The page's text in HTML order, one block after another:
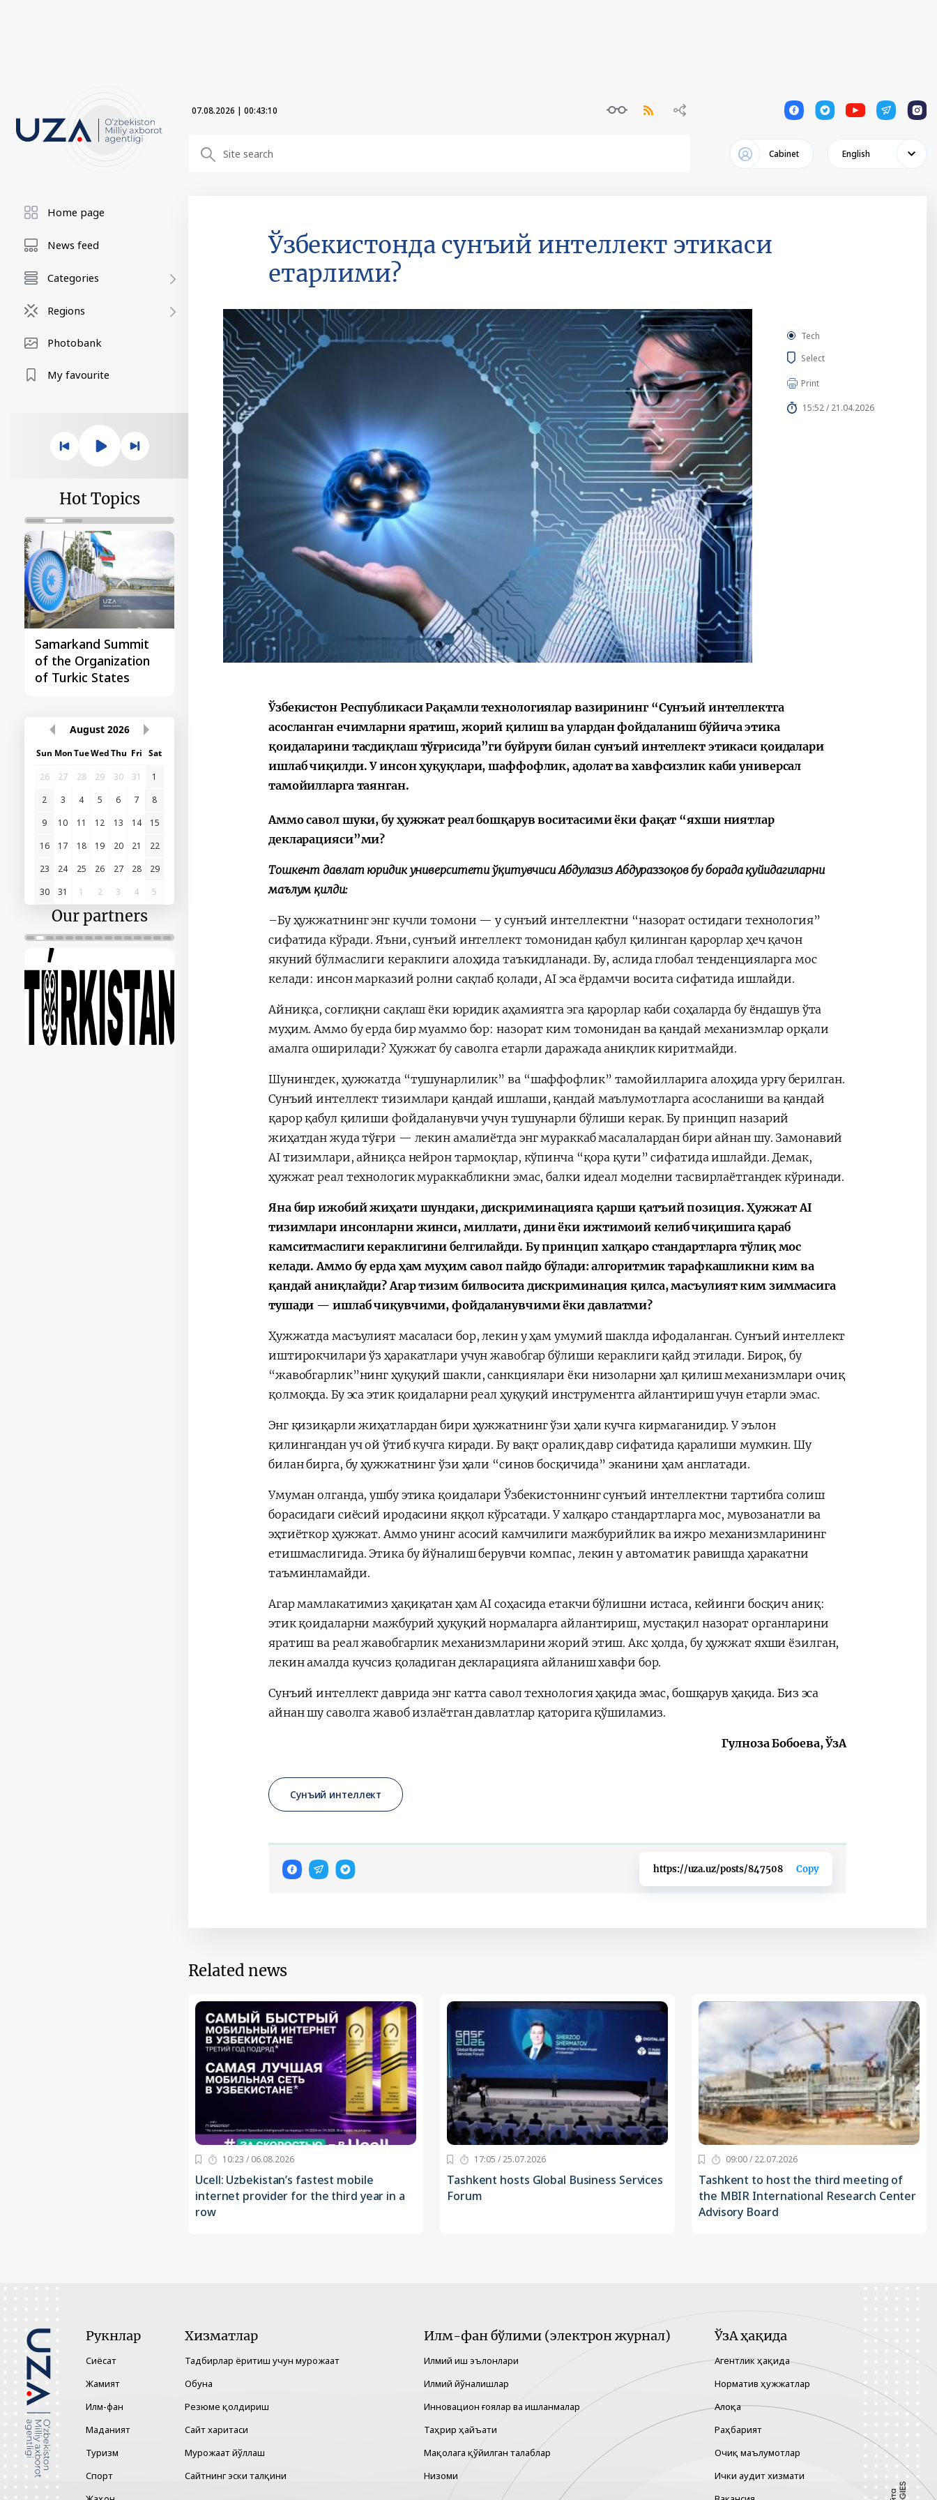
07.08.2026 | 00:43:11 1 1 1 1 1
Cabinet English
Home page
News feed
Categories
Regions
Photobank
My favourite
Hot Topics
Samarkand Summit
of the Organization
of Turkic States
First Central Asia -
China Summit
August 2026
Sun MonTueWedThu Fri Sat
26
27 28 29 30 31
1
2
3 4 5 6 7
8
9
10 11 12 13 14
15
16
17 18 19 20 21
22
23
24 25 26 27 28
29
30
31 1 2 3 4 5
Our partners
Ўзбекистонда сунъий интеллект этикаси
етарлими?
Tech
Select
Print
15:52 / 21.04.2026
Ўзбекистон Республикаси Рақамли технологиялар вазирининг “Сунъий интеллектга
асосланган ечимларни яратиш, жорий қилиш ва улардан фойдаланиш бўйича этика
қоидаларини тасдиқлаш тўғрисида”ги буйруғи билан сунъий интеллект этикаси қоидалари
ишлаб чиқилди. У инсон ҳуқуқлари, шаффофлик, адолат ва хавфсизлик каби универсал
тамойилларга таянган.
Аммо савол шуки, бу ҳужжат реал бошқарув воситасими ёки фақат “яхши ниятлар
декларацияси”ми?
Тошкент давлат юридик университети ўқитувчиси Абдулазиз Абдураззоқов бу борада қуйидагиларни
маълум қилди:
–Бу ҳужжатнинг энг кучли томони — у сунъий интеллектни “назорат остидаги технология”
сифатида кўради. Яъни, сунъий интеллект томонидан қабул қилинган қарорлар ҳеч қачон
якуний бўлмаслиги кераклиги алоҳида таъкидланади. Бу, аслида глобал тенденцияларга мос
келади: инсон марказий ролни сақлаб қолади, AI эса ёрдамчи восита сифатида ишлайди.
Айниқса, соғлиқни сақлаш ёки юридик аҳамиятга эга қарорлар каби соҳаларда бу ёндашув ўта
муҳим. Аммо бу ерда бир муаммо бор: назорат ким томонидан ва қандай механизмлар орқали
амалга оширилади? Ҳужжат бу саволга етарли даражада аниқлик киритмайди.
Шунингдек, ҳужжатда “тушунарлилик” ва “шаффофлик” тамойилларига алоҳида урғу берилган.
Сунъий интеллект тизимлари қандай ишлаши, қандай маълумотларга асосланиши ва қандай
қарор қабул қилиши фойдаланувчи учун тушунарли бўлиши керак. Бу принцип назарий
жиҳатдан жуда тўғри — лекин амалиётда энг мураккаб масалалардан бири айнан шу. Замонавий
AI тизимлари, айниқса нейрон тармоқлар, кўпинча “қора қути” сифатида ишлайди. Демак,
ҳужжат реал технологик мураккабликни эмас, балки идеал моделни тасвирлаётгандек кўринади.
Яна бир ижобий жиҳати шундаки, дискриминацияга қарши қатъий позиция. Ҳужжат AI
тизимлари инсонларни жинси, миллати, дини ёки ижтимоий келиб чиқишига қараб
камситмаслиги кераклигини белгилайди. Бу принцип халқаро стандартларга тўлиқ мос
келади. Аммо бу ерда ҳам муҳим савол пайдо бўлади: алгоритмик тарафкашликни ким ва
қандай аниқлайди? Агар тизим билвосита дискриминация қилса, масъулият ким зиммасига
тушади — ишлаб чиқувчими, фойдаланувчими ёки давлатми?
Ҳужжатда масъулият масаласи бор, лекин у ҳам умумий шаклда ифодаланган. Сунъий интеллект
иштирокчилари ўз ҳаракатлари учун жавобгар бўлиши кераклиги қайд этилади. Бироқ, бу
“жавобгарлик”нинг ҳуқуқий шакли, санкциялари ёки низоларни ҳал қилиш механизмлари очиқ
қолмоқда. Бу эса этик қоидаларни реал ҳуқуқий инструментга айлантириш учун етарли эмас.
Энг қизиқарли жиҳатлардан бири ҳужжатнинг ўзи ҳали кучга кирмаганидир. У эълон
қилингандан уч ой ўтиб кучга киради. Бу вақт оралиқ давр сифатида қаралиши мумкин. Шу
билан бирга, бу ҳужжатнинг ўзи ҳали “синов босқичида” эканини ҳам англатади.
Умуман олганда, ушбу этика қоидалари Ўзбекистоннинг сунъий интеллектни тартибга солиш
борасидаги сиёсий иродасини яққол кўрсатади. У халқаро стандартларга мос, мувозанатли ва
эҳтиёткор ҳужжат. Аммо унинг асосий камчилиги мажбурийлик ва ижро механизмларининг
етишмаслигида. Этика бу йўналиш берувчи компас, лекин у автоматик равишда ҳаракатни
таъминламайди.
Агар мамлакатимиз ҳақиқатан ҳам AI соҳасида етакчи бўлишни истаса, кейинги босқич аниқ:
этик қоидаларни мажбурий ҳуқуқий нормаларга айлантириш, мустақил назорат органларини
яратиш ва реал жавобгарлик механизмларини жорий этиш. Акс ҳолда, бу ҳужжат яхши ёзилган,
лекин амалда кучсиз қоладиган декларацияга айланиш хавфи бор.
Сунъий интеллект даврида энг катта савол технология ҳақида эмас, бошқарув ҳақида. Биз эса
айнан шу саволга жавоб излаётган давлатлар қаторига қўшиламиз.
Гулноза Бобоева, ЎзА
Сунъий интеллект
https://uza.uz/posts/847508 Copy
Related news
10:23 / 06.08.2026
Ucell: Uzbekistan’s fastest mobile
internet provider for the third year in a
row
17:05 / 25.07.2026
Tashkent hosts Global Business Services
Forum
09:00 / 22.07.2026
Tashkent to host the third meeting of
the MBIR International Research Center
Advisory Board
Рукнлар
Сиёсат
Жамият
Илм-фан
Маданият
Туризм
Спорт
Хизматлар
Тадбирлар ёритиш учун мурожаат
Обуна
Резюме қолдириш
Сайт харитаси
Мурожаат йўллаш
Сайтнинг эски талқини
Илм-фан бўлими (электрон журнал)
Илмий иш эълонлари
Илмий йўналишлар
Инновацион ғоялар ва ишланмалар
Таҳрир ҳайъати
Мақолага қўйилган талаблар
Низоми
ЎзА ҳақида
Агентлик ҳақида
Норматив ҳужжатлар
Алоқа
Раҳбарият
Очиқ маълумотлар
Ички аудит хизмати